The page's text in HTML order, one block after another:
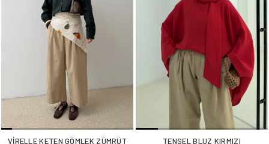
VİRELLE KETEN GÖMLEK ZÜMRÜT TENSEL BLUZ KIRMIZI